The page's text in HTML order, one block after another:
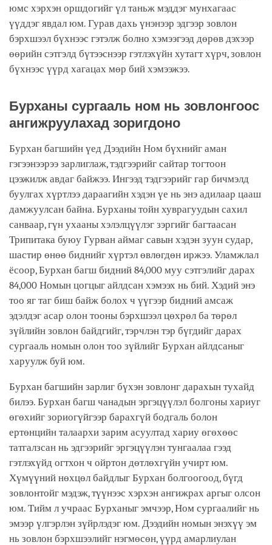
юмс хэрхэн оршдогийг үл таньж мэддэг мунхагаас
үүддэг явдал юм. Гурав дахь үнэнээр эдгээр зовлон
бэрхшээл бүхнээс гэтэлж болно хэмээгээд дөрөв дэхээр
өөрийн сэтгэлд бүтээснээр гэтлэхүйн хутагт хүрч, зовлон
бүхнээс үүрд хагацах мөр бий хэмээжээ.
Бурханы сургааль ном нь зовлонгоос
ангижруулахад зоригдоно
Бурхан багшийн үед Дээдийн Ном бүхнийг аман
гэгээнээрээ зарлиглаж, тэдгээрийг сайтар тогтоон
цээжилж авдаг байжээ. Ингээд тэдгээрийг гар бичмэлд
буулгах хүртлээ дараагийн хэдэн үе нь энэ адилаар цааш
дамжуулсан байна. Бурханы тойн хуврагуудын сахил
санваар, гүн ухааны хэлэлцүүлэг зэргийг багтаасан
Трипитака буюу Гурван аймаг савын хэдэн зуун судар,
шастир өнөө биднийг хүртэл өвлөгдөн иржээ. Уламжлал
ёсоор, Бурхан багш бидний 84,000 муу сэтгэлийг дарах
84,000 Номын цогцыг айлдсан хэмээх нь бий. Хэдий энэ
тоо яг таг биш байж болох ч үүгээр бидний амсаж
эдэлдэг асар олон тооны бэрхшээл цөхрөл ба төрөл
зүйлийн зовлон байдгийг, тэрчлэн тэр бүгдийг дарах
сургааль номын олон тоо зүйлийг Бурхан айлдсаныг
харуулж буй юм.
Бурхан багшийн зарлиг бүхэн зовлонг дарахын тухайд
билээ. Бурхан багш чанадын эргэцүүлэл болгоны хариуг
өгөхийг зориогүйгээр барахгүй бодгаль болон
ертөнцийн талаархи зарим асуултад хариу өгөхөөс
татгалзсан нь эдгээрийг эргэцүүлэн тунгаалаа гээд
гэтлэхүйд огтхон ч ойртон дөтлөхгүйн учирт юм.
Хүмүүний нөхцөл байдлыг Бурхан болгоогоод, бүгд
зовлонтойг мэдэж, түүнээс хэрхэн ангижрах аргыг олсон
юм. Тийм л учраас Бурханыг эмчээр, Ном сургаалийг нь
эмээр үлгэрлэн зүйрлэдэг юм. Дээдийн номын энэхүү эм
нь зовлон бэрхшээлийг нэгмөсөн, үүрд амарлиулан